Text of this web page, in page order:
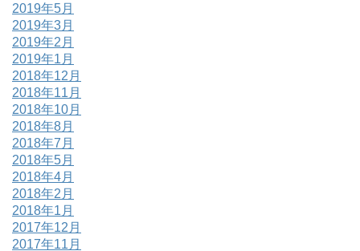
2019年5月
2019年3月
2019年2月
2019年1月
2018年12月
2018年11月
2018年10月
2018年8月
2018年7月
2018年5月
2018年4月
2018年2月
2018年1月
2017年12月
2017年11月